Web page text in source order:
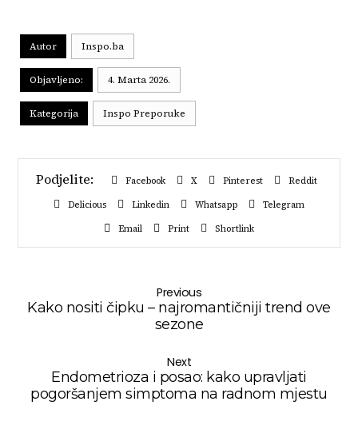
Autor Inspo.ba
Objavljeno: 4. Marta 2026.
Kategorija Inspo Preporuke
Facebook X Pinterest
Reddit
Delicious
Linkedin Whatsapp
Telegram
Email
Print Shortlink
Previous
Kako nositi čipku – najromantičniji trend ove
sezone
Next
Endometrioza i posao: kako upravljati
pogoršanjem simptoma na radnom mjestu